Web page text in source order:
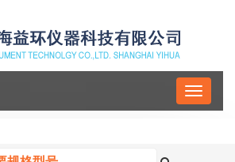
Toggle